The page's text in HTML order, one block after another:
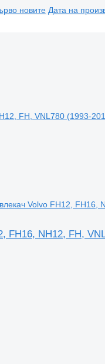
новите Дата на
Volvo FH12, FH16,
FH16, NH12, FH,